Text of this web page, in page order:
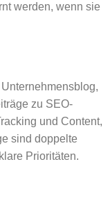
werden, wenn sie
zu SEO-
und Content,
sind doppelte
Prioritäten.